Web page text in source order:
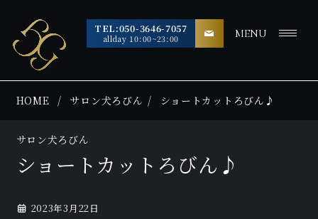
TEL:050-3646-7057
allday 10:00~23:00 MENU
HOME サロン犬ろびん ショートカットろびん♪
サロン犬ろびん
ショートカットろびん♪
2023年3月22日